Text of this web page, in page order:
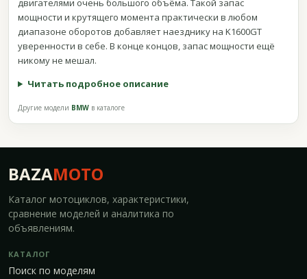
двигателями очень большого объёма. Такой запас
мощности и крутящего момента практически в любом
диапазоне оборотов добавляет наезднику на K1600GT
уверенности в себе. В конце концов, запас мощности ещё
никому не мешал.
Читать подробное описание
Другие модели BMW в каталоге
BAZAMOTO
Каталог мотоциклов, характеристики,
сравнение моделей и аналитика по
объявлениям.
КАТАЛОГ
Поиск по моделям